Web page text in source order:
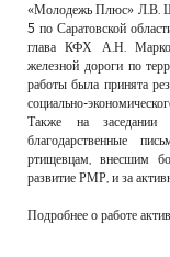
«Молодежь Плюс» Л.В.
5 по Саратовской
глава КФХ А.Н.
железной дороги по
работы была принята
социально-
Также на
благодарственные
ртищевцам, внесшим
развитие РМР, и за
Подробнее о работе